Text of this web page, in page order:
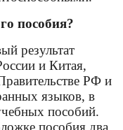
пособия?
результат
и Китая,
РФ и
языков, в
пособий.
пособия два